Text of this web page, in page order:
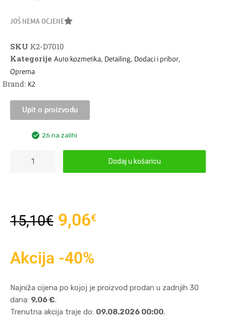
JOŠ NEMA OCJENE
SKU K2-D7010
Kategorije Auto kozmetika, Detailing, Dodaci i pribor,
Oprema
Brand: K2
Upit o proizvodu
26 na zalihi
Dodaj u košaricu
15,10€ 9,06€
Akcija -40%
Najniža cijena po kojoj je proizvod prodan u zadnjih 30
dana: 9,06 €.
Trenutna akcija traje do: 09.08.2026 00:00.